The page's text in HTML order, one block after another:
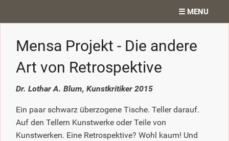
☰ MENU
Projekte
Ateliergedanken
Texte
Diverses
Mensa Projekt - Die andere
Art von Retrospektive
Dr. Lothar A. Blum, Kunstkritiker 2015
Ein paar schwarz überzogene Tische. Teller darauf.
Auf den Tellern Kunstwerke oder Teile von
Kunstwerken. Eine Retrospektive? Wohl kaum! Und